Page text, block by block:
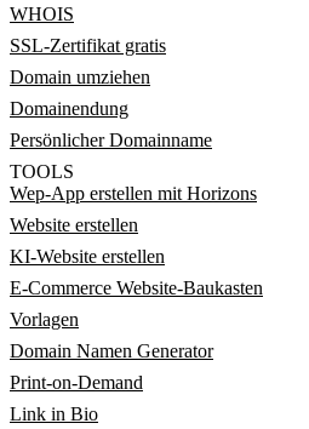
WHOIS
SSL-Zertifikat gratis
Domain umziehen
Domainendung
Persönlicher Domainname
TOOLS
Wep-App erstellen mit Horizons
Website erstellen
KI-Website erstellen
E-Commerce Website-Baukasten
Vorlagen
Domain Namen Generator
Print-on-Demand
Link in Bio